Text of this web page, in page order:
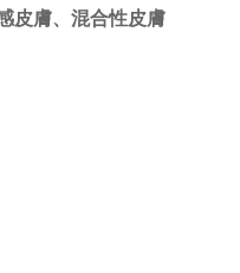
皮膚、混合性皮膚